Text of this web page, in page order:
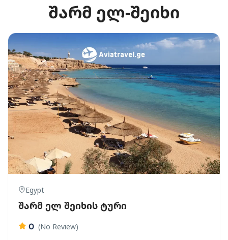
შარმ ელ-შეიხი
Egypt
შარმ ელ შეიხის ტური
0 (No Review)